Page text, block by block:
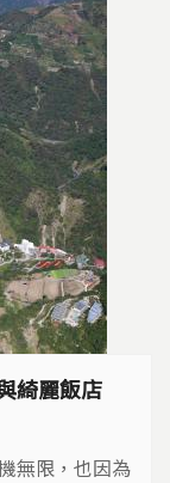
綺麗飯店
無限，也因為